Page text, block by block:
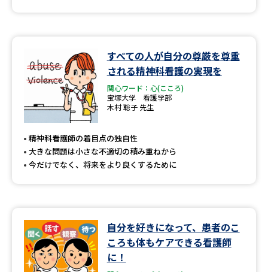
すべての人が自分の尊厳を尊重
される精神科看護の実現を
関心ワード：心(こころ)
宝塚大学 看護学部
木村 聡子 先生
精神科看護師の着目点の独自性
大きな問題は小さな不適切の積み重ねから
今だけでなく、将来をより良くするために
自分を好きになって、患者のこ
ころも体もケアできる看護師
に！